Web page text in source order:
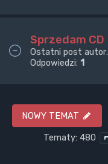
Sprzedam CD
Ostatni post autor:
Odpowiedzi: 1
NOWY TEMAT
Tematy: 480